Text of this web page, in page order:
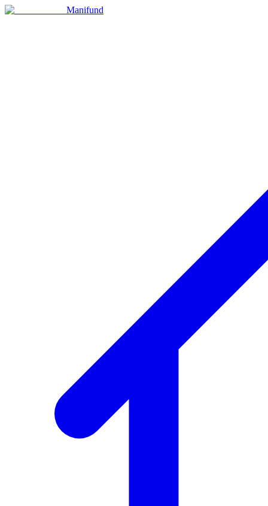
Manifund